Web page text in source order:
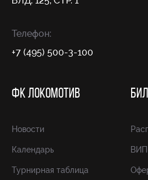
Телефон:
+7 (495) 500-3-100
ФК ЛОКОМОТИВ
Новости
Календарь
Турнирная таблица